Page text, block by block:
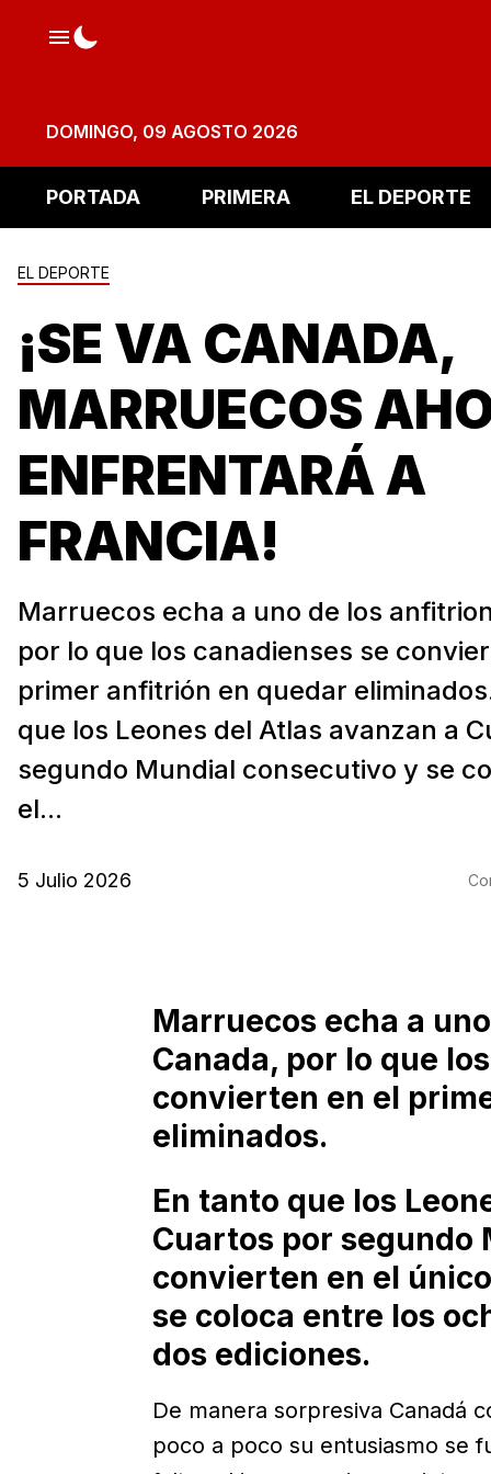
DOMINGO, 09 AGOSTO 2026
PORTADA PRIMERA EL DEPORTE
EL DEPORTE
¡SE VA CANADA,
MARRUECOS
ENFRENTARÁ A
FRANCIA!
Marruecos echa a uno de los
por lo que los canadienses se
primer anfitrión en quedar
que los Leones del Atlas avanzan a
segundo Mundial consecutivo y se
el...
5 Julio 2026
Marruecos echa a
Canada, por lo que
convierten en el
eliminados.
En tanto que los
Cuartos por segundo
convierten en el
se coloca entre los
dos ediciones.
De manera sorpresiva Canadá
poco a poco su entusiasmo se